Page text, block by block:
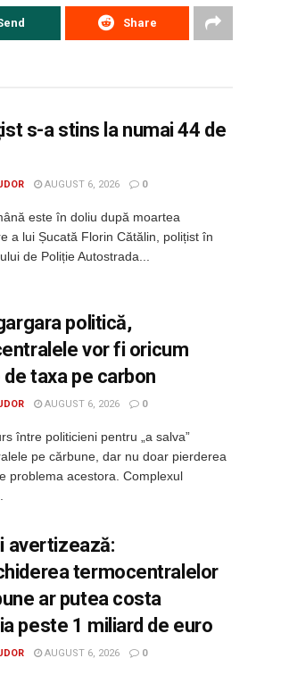
Share
s-a stins la numai 44 de
AUGUST 6, 2026 0
este în doliu după moartea
a lui Șucată Florin Cătălin, polițist în
de Poliție Autostrada...
politică,
vor fi oricum
taxa pe carbon
AUGUST 6, 2026 0
între politicieni pentru „a salva”
pe cărbune, dar nu doar pierderea
problema acestora. Complexul
avertizează:
termocentralelor
ar putea costa
peste 1 miliard de euro
AUGUST 6, 2026 0